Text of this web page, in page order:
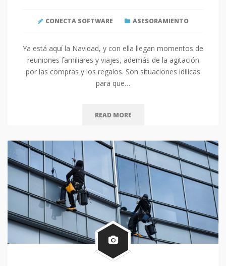
CONECTA SOFTWARE ASESORAMIENTO
Ya está aquí la Navidad, y con ella llegan momentos de
reuniones familiares y viajes, además de la agitación
por las compras y los regalos. Son situaciones idílicas
para que…
READ MORE